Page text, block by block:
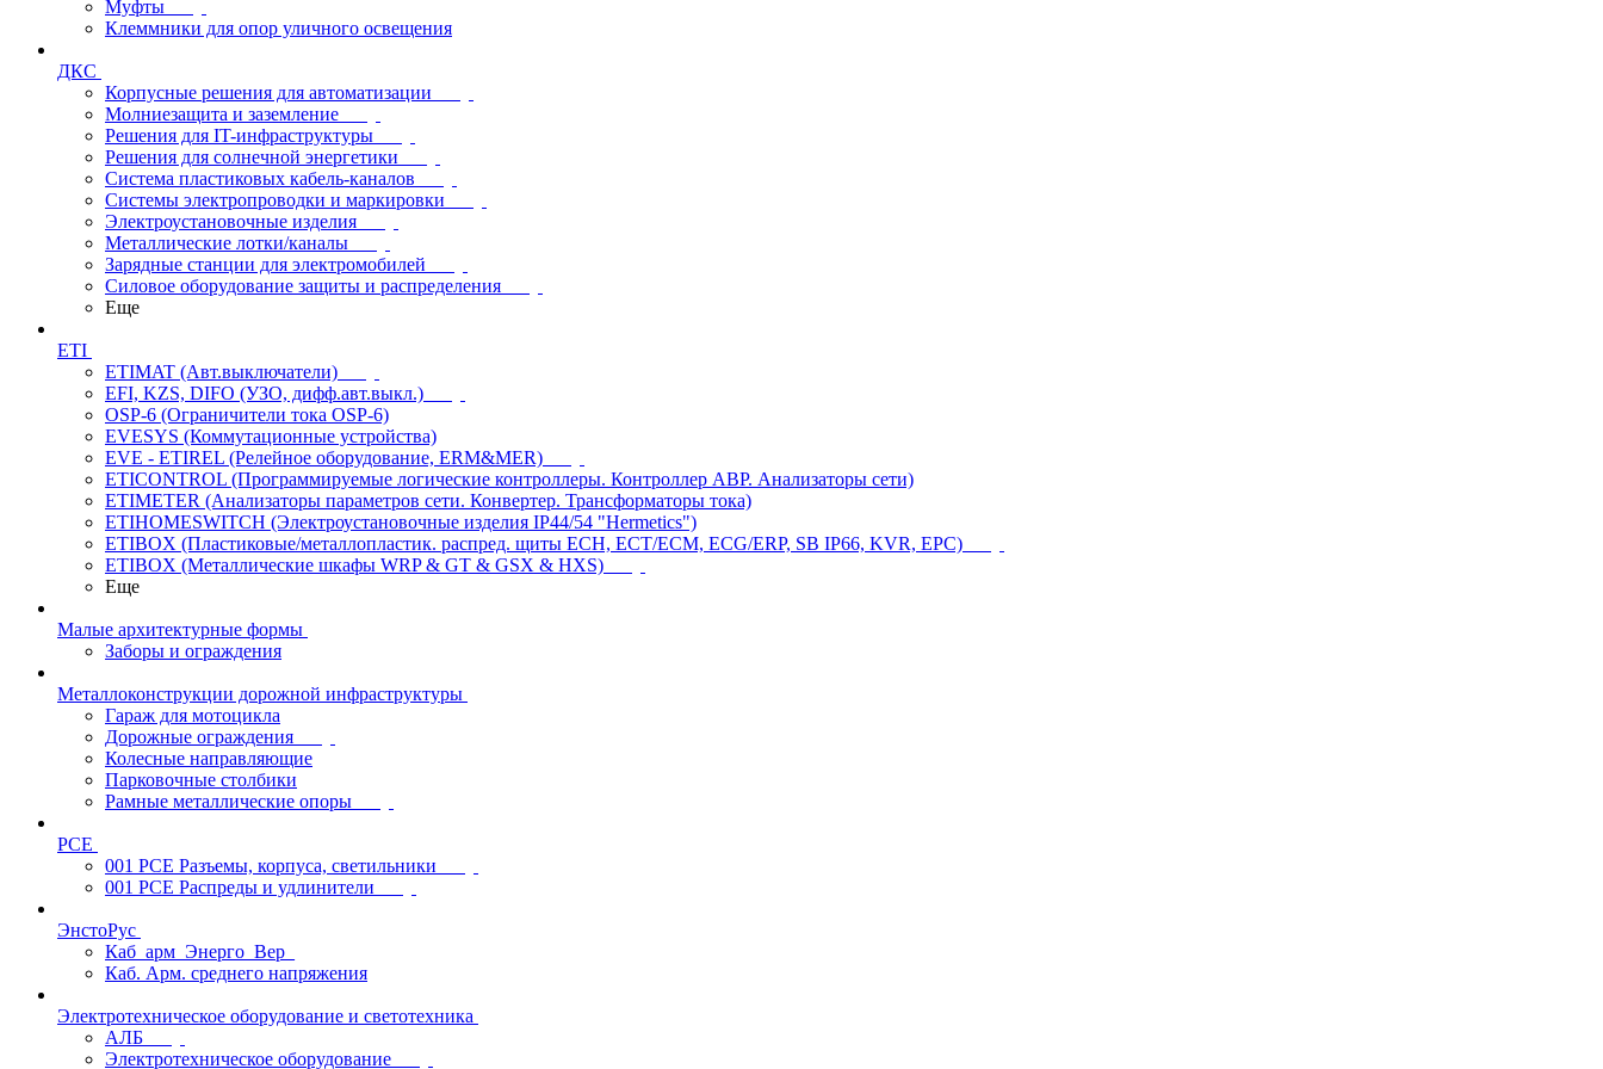
Муфты
Клеммники для опор уличного освещения
ДКС
Корпусные решения для автоматизации
Молниезащита и заземление
Решения для IT-инфраструктуры
Решения для солнечной энергетики
Система пластиковых кабель-каналов
Системы электропроводки и маркировки
Электроустановочные изделия
Металлические лотки/каналы
Зарядные станции для электромобилей
Силовое оборудование защиты и распределения
Еще
ETI
ETIMAT (Авт.выключатели)
EFI, KZS, DIFO (УЗО, дифф.авт.выкл.)
OSP-6 (Ограничители тока OSP-6)
EVESYS (Коммутационные устройства)
EVE - ETIREL (Релейное оборудование, ERM&MER)
ETICONTROL (Программируемые логические контроллеры. Контроллер АВР. Анализаторы сети)
ETIMETER (Анализаторы параметров сети. Конвертер. Трансформаторы тока)
ETIHOMESWITCH (Электроустановочные изделия IP44/54 "Hermetics")
ETIBOX (Пластиковые/металлопластик. распред. щиты ECH, ECT/ECM, ECG/ERP, SB IP66, KVR, EPC)
ETIBOX (Металлические шкафы WRP & GT & GSX & HXS)
Еще
Малые архитектурные формы
Заборы и ограждения
Металлоконструкции дорожной инфраструктуры
Гараж для мотоцикла
Дорожные ограждения
Колесные направляющие
Парковочные столбики
Рамные металлические опоры
PCE
001 PCE Разъемы, корпуса, светильники
001 PCE Распреды и удлинители
ЭнстоРус
Каб_арм_Энерго_Вер_
Каб. Арм. среднего напряжения
Электротехническое оборудование и светотехника
АЛБ
Электротехническое оборудование